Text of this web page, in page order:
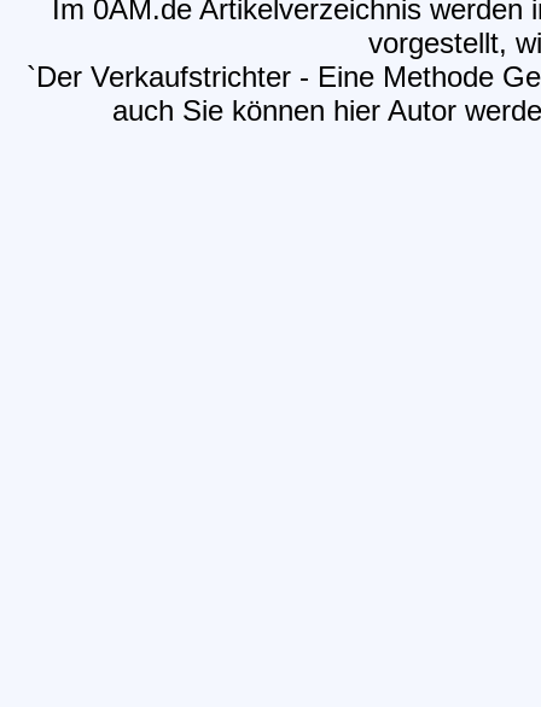
Im 0AM.de Artikelverzeichnis
vorgestellt,
`Der Verkaufstrichter - Eine Methode
auch Sie können hier Autor